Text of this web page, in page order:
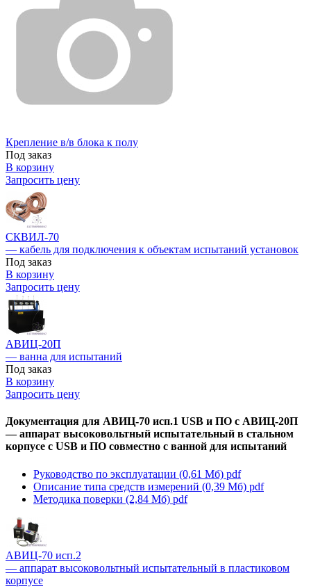
Крепление в/в блока к полу
Под заказ
В корзину
Запросить цену
СКВИЛ-70
— кабель для подключения к объектам испытаний установок
Под заказ
В корзину
Запросить цену
АВИЦ-20П
— ванна для испытаний
Под заказ
В корзину
Запросить цену
Документация для АВИЦ-70 исп.1 USB и ПО c АВИЦ-20П
— аппарат высоковольтный испытательный в стальном
корпусе с USB и ПО совместно с ванной для испытаний
Руководство по эксплуатации (0,61 Мб) pdf
Описание типа средств измерений (0,39 Мб) pdf
Методика поверки (2,84 Мб) pdf
АВИЦ-70 исп.2
— аппарат высоковольтный испытательный в пластиковом
корпусе